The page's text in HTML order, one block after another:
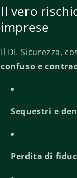
Il vero
imprese
Il DL Sicurezza,
confuso e
Sequestri e
Perdita di